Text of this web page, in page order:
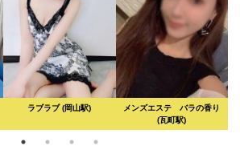
ラブラブ(岡山駅)
メンズエステ バラの香り
(瓦町駅)